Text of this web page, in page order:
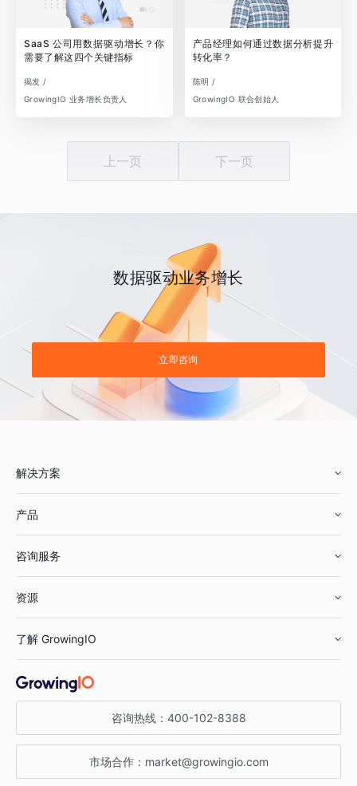
SaaS 公司用数据驱动增长？你
需要了解这四个关键指标
揭发 /
GrowingIO 业务增长负责人
产品经理如何通过数据分析提升
转化率？
陈明 /
GrowingIO 联合创始人
上一页 下一页
数据驱动业务增长
立即咨询
解决方案
鞋服行业
汽车行业
金融行业
产品
智能运营
获客分析
咨询服务
资源
增长公开课
增长博客
了解 GrowingIO
关于 GrowingIO
增长大会
咨询热线： 400-102-8388
市场合作： market@growingio.com